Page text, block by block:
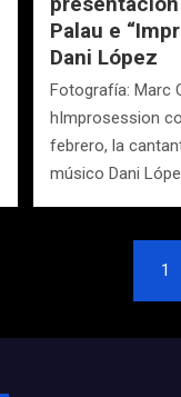
Palau e
Dani López
Fotografía: Marc
hImprosession
febrero, la
músico Dani
1